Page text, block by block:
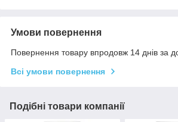
Умови повернення
Повернення товару впродовж 14 днів за
Всі умови повернення
Подібні товари компанії